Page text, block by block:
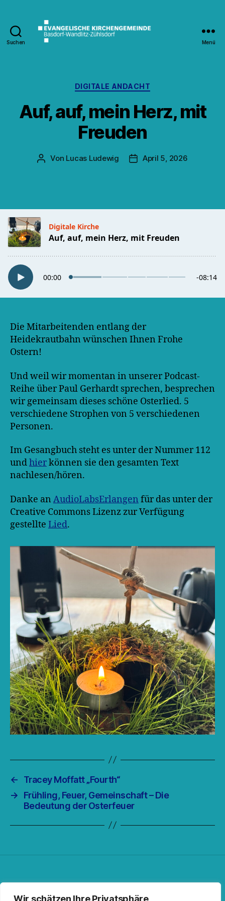
Wir schätzen Ihre Privatsphäre
Suchen Menü
Kategorien
DIGITALE ANDACHT
Auf, auf, mein Herz, mit
Freuden
Beitragsautor
Von Lucas Ludewig Veröffentlichungsdatum
April 5, 2026
Die Mitarbeitenden entlang der
Heidekrautbahn wünschen Ihnen Frohe
Ostern!
Und weil wir momentan in unserer Podcast-
Reihe über Paul Gerhardt sprechen, besprechen
wir gemeinsam dieses schöne Osterlied. 5
verschiedene Strophen von 5 verschiedenen
Personen.
Im Gesangbuch steht es unter der Nummer 112
undhierkönnen sie den gesamten Text
nachlesen/hören.
Danke an AudioLabsErlangen für das unter der
Creative Commons Lizenz zur Verfügung
gestellte Lied.
←
Tracey Moffatt „Fourth“
→
Frühling, Feuer, Gemeinschaft – Die
Bedeutung der Osterfeuer